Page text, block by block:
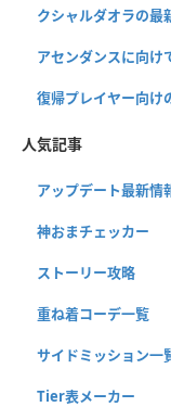
クシャルダオラの最
アセンダンスに向け
復帰プレイヤー向け
人気記事
アップデート最新情
神おまチェッカー
ストーリー攻略
重ね着コーデ一覧
サイドミッション一
Tier表メーカー